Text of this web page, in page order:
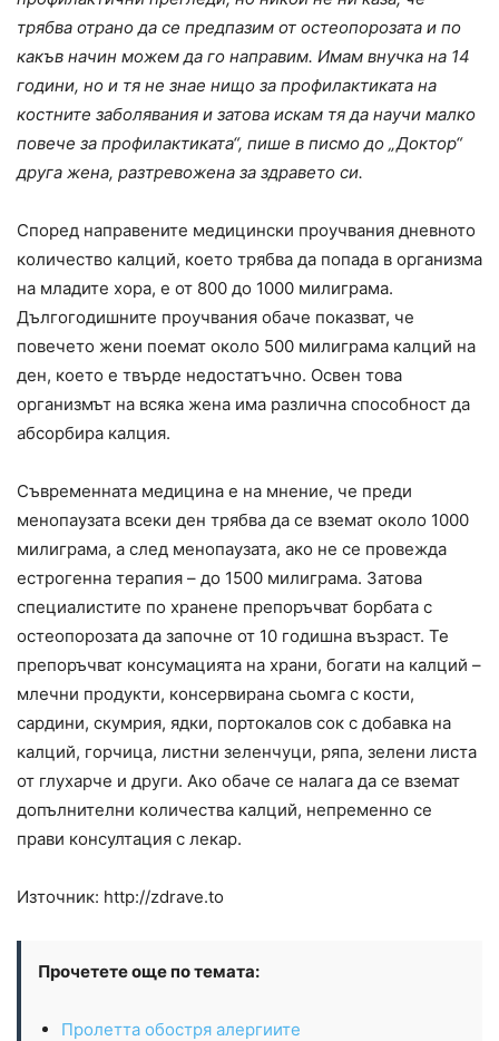
трябва отрано да се предпазим от остеопорозата и по
какъв начин можем да го направим. Имам внучка на 14
години, но и тя не знае нищо за профилактиката на
костните заболявания и затова искам тя да научи малко
повече за профилактиката“, пише в писмо до „Доктор“
друга жена, разтревожена за здравето си.
Според направените медицински проучвания дневното
количество калций, което трябва да попада в организма
на младите хора, е от 800 до 1000 милиграма.
Дългогодишните проучвания обаче показват, че
повечето жени поемат около 500 милиграма калций на
ден, което е твърде недостатъчно. Освен това
организмът на всяка жена има различна способност да
абсорбира калция.
Съвременната медицина е на мнение, че преди
менопаузата всеки ден трябва да се вземат около 1000
милиграма, а след менопаузата, ако не се провежда
естрогенна терапия – до 1500 милиграма. Затова
специалистите по хранене препоръчват борбата с
остеопорозата да започне от 10 годишна възраст. Те
препоръчват консумацията на храни, богати на калций –
млечни продукти, консервирана сьомга с кости,
сардини, скумрия, ядки, портокалов сок с добавка на
калций, горчица, листни зеленчуци, ряпа, зелени листа
от глухарче и други. Ако обаче се налага да се вземат
допълнителни количества калций, непременно се
прави консултация с лекар.
Източник: http://zdrave.to
Прочетете още по темата:
Пролетта обостря алергиите